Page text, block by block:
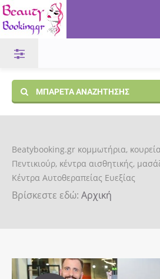
ΜΠΑΡΈΤΑ ΑΝΑΖΉΤΗΣΗΣ
Beatybooking.gr κομμωτήρια,
Πεντικιούρ, κέντρα αισθητικής,
Κέντρα Αυτοθεραπείας Ευεξίας
Βρίσκεστε εδώ: Αρχική